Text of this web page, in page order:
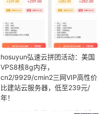
hosuyun弘速云拼团活动：美国
VPS8核8g内存，
cn2/9929/cmin2三网VIP高性价
比建站云服务器，低至239元/
年！